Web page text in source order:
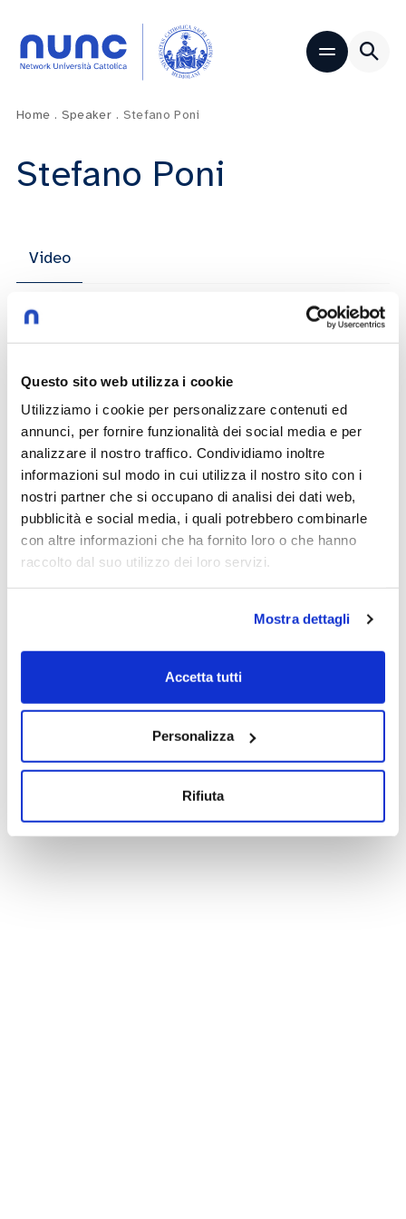
Questo sito web utilizza i cookie
Utilizziamo i cookie per personalizzare contenuti ed
annunci, per fornire funzionalità dei social media e per
analizzare il nostro traffico. Condividiamo inoltre
informazioni sul modo in cui utilizza il nostro sito con i
nostri partner che si occupano di analisi dei dati web,
pubblicità e social media, i quali potrebbero combinarle
con altre informazioni che ha fornito loro o che hanno
raccolto dal suo utilizzo dei loro servizi.
Mostra dettagli
Accetta tutti
Personalizza
Rifiuta
Home . Speaker . Stefano Poni
Stefano Poni
Video
agronomico: vigneti e ulivi
Sergio Tombesi
14/07/2022